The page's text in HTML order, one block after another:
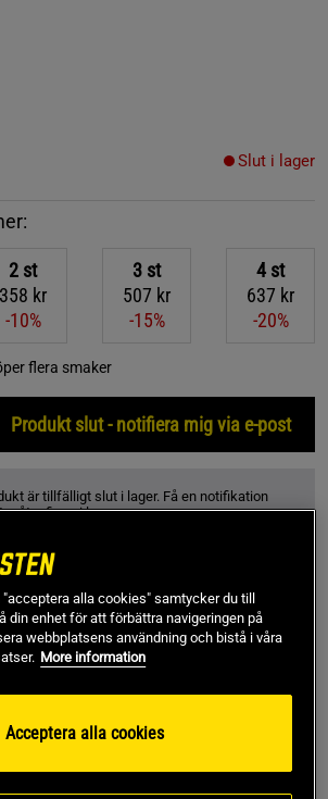
Slut i lager
2 st
358 kr
-10%
3 st
507 kr
-15%
4 st
637 kr
-20%
flera smaker
Produkt slut - notifiera mig via e-post
är tillfälligt slut i lager. Få en notifikation
åter finns i lager.
från Swedish Supplements som
en renhet på 80 %. CLA är en klassiker i
och en stapelprodukt för
alla cookies" samtycker du till
din enhet för att förbättra navigeringen på
webbplatsens användning och bistå i våra
More information
Acceptera alla cookies